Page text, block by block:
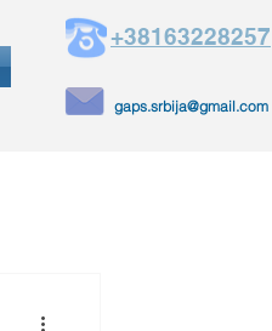
+38163228257
gaps.srbija@gmail.com